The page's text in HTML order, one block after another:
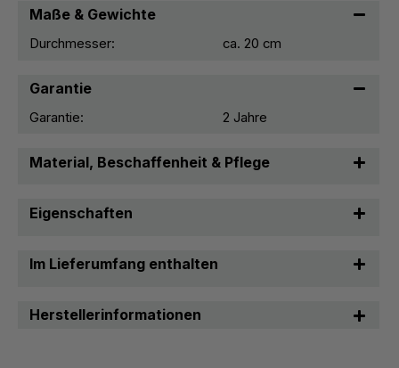
Maße & Gewichte
Durchmesser: ca. 20 cm
Garantie
Garantie: 2 Jahre
Material, Beschaffenheit & Pflege
Eigenschaften
Im Lieferumfang enthalten
Herstellerinformationen